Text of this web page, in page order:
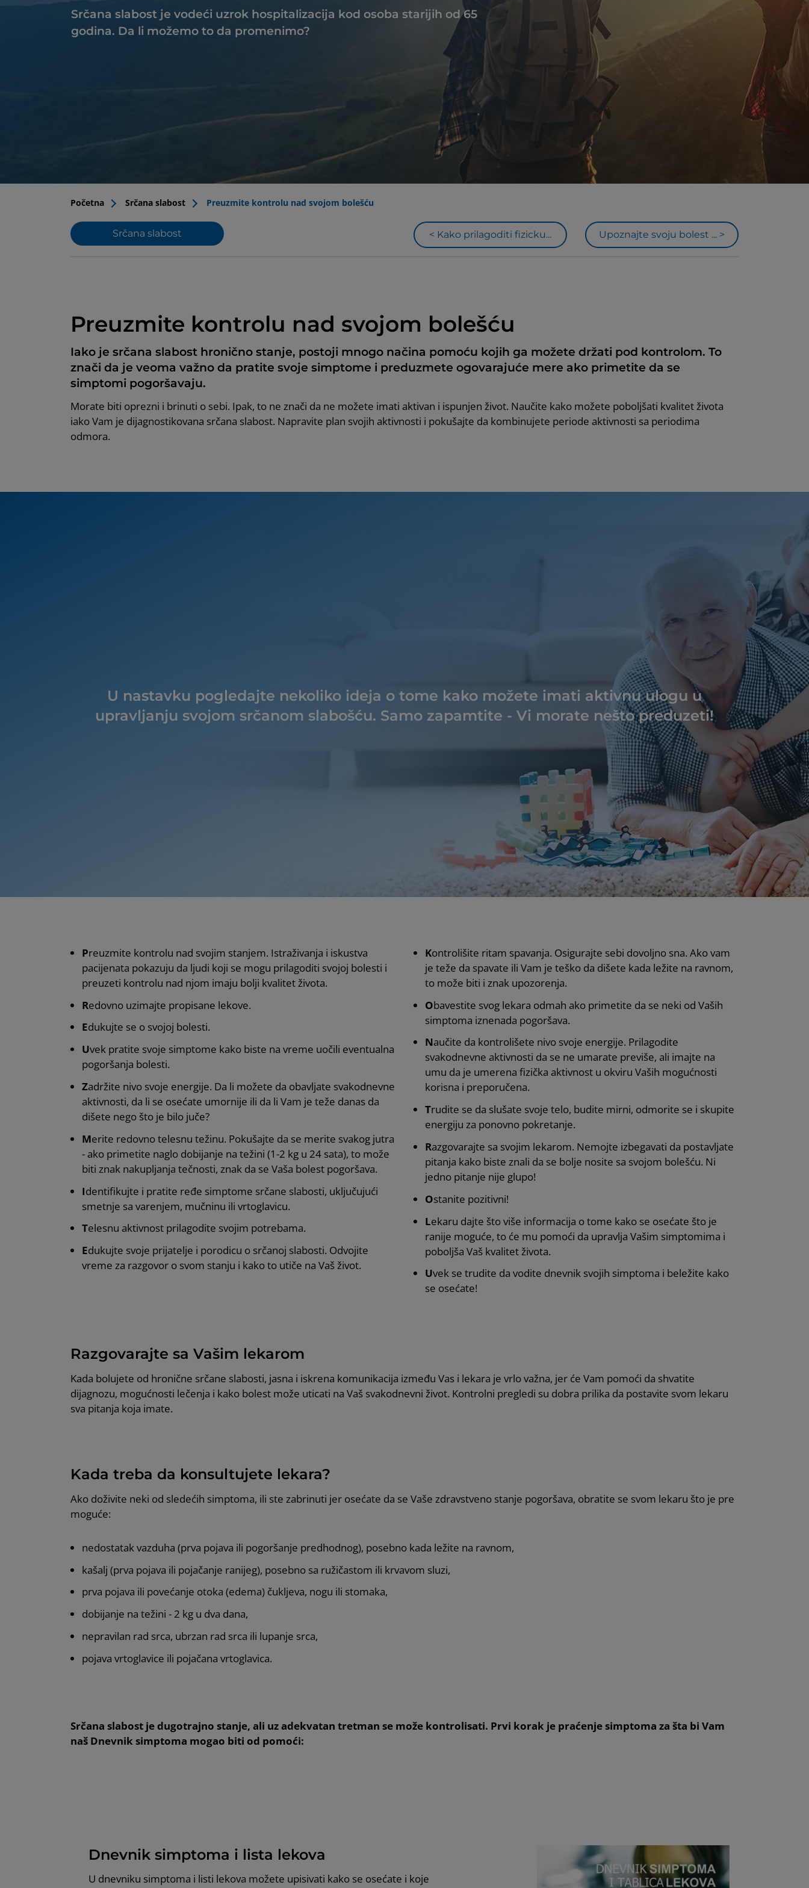
Srčana slabost je vodeći uzrok hospitalizacija kod osoba starijih od 65
godina. Da li možemo to da promenimo?
Početna Srčana slabost Preuzmite kontrolu nad svojom bolešću
Srčana slabost < Kako prilagoditi fizicku... Upoznajte svoju bolest ... >
Preuzmite kontrolu nad svojom bolešću
Iako je srčana slabost hronično stanje, postoji mnogo načina pomoću kojih ga možete držati pod kontrolom. To
znači da je veoma važno da pratite svoje simptome i preduzmete ogovarajuće mere ako primetite da se
simptomi pogoršavaju.
Morate biti oprezni i brinuti o sebi. Ipak, to ne znači da ne možete imati aktivan i ispunjen život. Naučite kako možete poboljšati kvalitet života
iako Vam je dijagnostikovana srčana slabost. Napravite plan svojih aktivnosti i pokušajte da kombinujete periode aktivnosti sa periodima
odmora.
U nastavku pogledajte nekoliko ideja o tome kako možete imati aktivnu ulogu u
upravljanju svojom srčanom slabošću. Samo zapamtite - Vi morate nešto preduzeti!
Preuzmite kontrolu nad svojim stanjem. Istraživanja i iskustva
pacijenata pokazuju da ljudi koji se mogu prilagoditi svojoj bolesti i
preuzeti kontrolu nad njom imaju bolji kvalitet života.
Redovno uzimajte propisane lekove.
Edukujte se o svojoj bolesti.
Uvek pratite svoje simptome kako biste na vreme uočili eventualna
pogoršanja bolesti.
Zadržite nivo svoje energije. Da li možete da obavljate svakodnevne
aktivnosti, da li se osećate umornije ili da li Vam je teže danas da
dišete nego što je bilo juče?
Merite redovno telesnu težinu. Pokušajte da se merite svakog jutra
- ako primetite naglo dobijanje na težini (1-2 kg u 24 sata), to može
biti znak nakupljanja tečnosti, znak da se Vaša bolest pogoršava.
Identifikujte i pratite ređe simptome srčane slabosti, uključujući
smetnje sa varenjem, mučninu ili vrtoglavicu.
Telesnu aktivnost prilagodite svojim potrebama.
Edukujte svoje prijatelje i porodicu o srčanoj slabosti. Odvojite
vreme za razgovor o svom stanju i kako to utiče na Vaš život.
Kontrolišite ritam spavanja. Osigurajte sebi dovoljno sna. Ako vam
je teže da spavate ili Vam je teško da dišete kada ležite na ravnom,
to može biti i znak upozorenja.
Obavestite svog lekara odmah ako primetite da se neki od Vaših
simptoma iznenada pogoršava.
Naučite da kontrolišete nivo svoje energije. Prilagodite
svakodnevne aktivnosti da se ne umarate previše, ali imajte na
umu da je umerena fizička aktivnost u okviru Vaših mogućnosti
korisna i preporučena.
Trudite se da slušate svoje telo, budite mirni, odmorite se i skupite
energiju za ponovno pokretanje.
Razgovarajte sa svojim lekarom. Nemojte izbegavati da postavljate
pitanja kako biste znali da se bolje nosite sa svojom bolešću. Ni
jedno pitanje nije glupo!
Ostanite pozitivni!
Lekaru dajte što više informacija o tome kako se osećate što je
ranije moguće, to će mu pomoći da upravlja Vašim simptomima i
poboljša Vaš kvalitet života.
Uvek se trudite da vodite dnevnik svojih simptoma i beležite kako
se osećate!
Razgovarajte sa Vašim lekarom
Kada bolujete od hronične srčane slabosti, jasna i iskrena komunikacija između Vas i lekara je vrlo važna, jer će Vam pomoći da shvatite
dijagnozu, mogućnosti lečenja i kako bolest može uticati na Vaš svakodnevni život. Kontrolni pregledi su dobra prilika da postavite svom lekaru
sva pitanja koja imate.
Kada treba da konsultujete lekara?
Ako doživite neki od sledećih simptoma, ili ste zabrinuti jer osećate da se Vaše zdravstveno stanje pogoršava, obratite se svom lekaru što je pre
moguće:
nedostatak vazduha (prva pojava ili pogoršanje predhodnog), posebno kada ležite na ravnom,
kašalj (prva pojava ili pojačanje ranijeg), posebno sa ružičastom ili krvavom sluzi,
prva pojava ili povećanje otoka (edema) čukljeva, nogu ili stomaka,
dobijanje na težini - 2 kg u dva dana,
nepravilan rad srca, ubrzan rad srca ili lupanje srca,
pojava vrtoglavice ili pojačana vrtoglavica.
Srčana slabost je dugotrajno stanje, ali uz adekvatan tretman se može kontrolisati. Prvi korak je praćenje simptoma za šta bi Vam
naš Dnevnik simptoma mogao biti od pomoći:
Dnevnik simptoma i lista lekova
U dnevniku simptoma i listi lekova možete upisivati kako se osećate i koje